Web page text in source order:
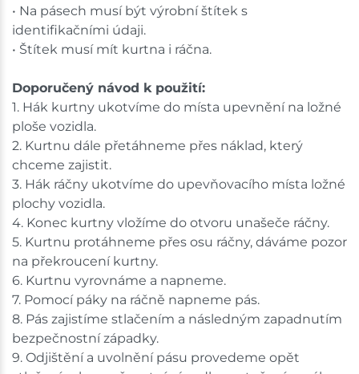
• Na pásech musí být výrobní štítek s
identifikačními údaji.
• Štítek musí mít kurtna i ráčna.
Doporučený návod k použití:
1. Hák kurtny ukotvíme do místa upevnění na ložné
ploše vozidla.
2. Kurtnu dále přetáhneme přes náklad, který
chceme zajistit.
3. Hák ráčny ukotvíme do upevňovacího místa ložné
plochy vozidla.
4. Konec kurtny vložíme do otvoru unašeče ráčny.
5. Kurtnu protáhneme přes osu ráčny, dáváme pozor
na překroucení kurtny.
6. Kurtnu vyrovnáme a napneme.
7. Pomocí páky na ráčně napneme pás.
8. Pás zajistíme stlačením a následným zapadnutím
bezpečnostní západky.
9. Odjištění a uvolnění pásu provedeme opět